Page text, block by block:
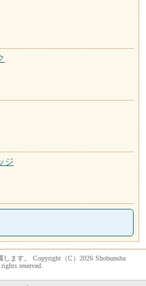
ジ
ます。 Copyright（C）2026 Shobunsha
reserved.